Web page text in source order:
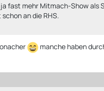
fast mehr Mitmach-Show als
an die RHS.
manche haben